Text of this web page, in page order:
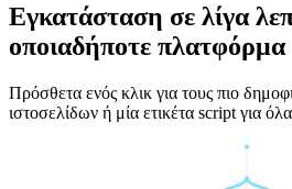
Εγκατάσταση σε λίγα
οποιαδήποτε πλατφόρμα
Πρόσθετα ενός κλικ για τους πιο
ιστοσελίδων ή μία ετικέτα script για